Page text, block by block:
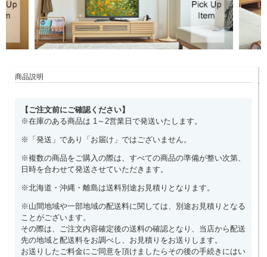
商品説明
【ご注文前にご確認ください】
※在庫のある商品は 1～2営業日で発送いたします。
※「発送」であり「お届け」ではございません。
※複数の商品をご購入の際は、すべての商品の準備が整い次第、
日時を合わせて発送させていただきます。
※北海道・沖縄・離島は送料別途お見積りとなります。
※山間地域や一部地域の配送料に関しては、別途お見積りとなる
ことがございます。
その際は、ご注文内容確定後の送料の確認となり、当店から配送
先の地域と配送料をお調べし、お見積りをお送りします。
お送りしたご料金にご同意を頂けましたらその後の手続きにはい